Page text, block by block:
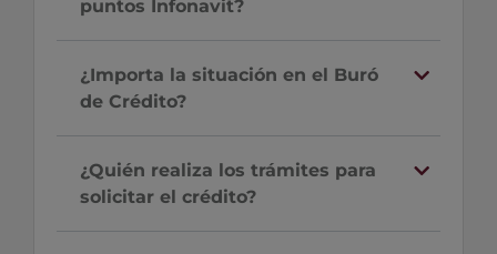
puntos Infonavit?
¿Importa la situación en el Buró
de Crédito?
¿Quién realiza los trámites para
solicitar el crédito?